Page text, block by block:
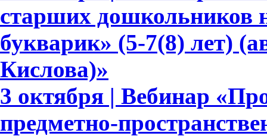
старших дошкольников
букварик» (5-7(8) лет)
Кислова)»
3 октября | Вебинар
предметно-